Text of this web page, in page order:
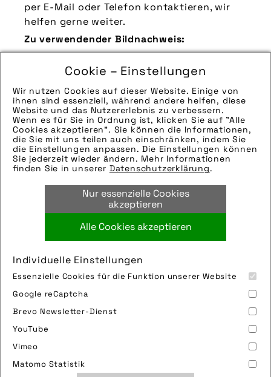
Cookie – Einstellungen
Wir nutzen Cookies auf dieser Website. Einige von
ihnen sind essenziell, während andere helfen, diese
Website und das Nutzererlebnis zu verbessern.
Wenn es für Sie in Ordnung ist, klicken Sie auf "Alle
Cookies akzeptieren". Sie können die Informationen,
die Sie mit uns teilen auch einschränken, indem Sie
die Einstellungen anpassen. Die Einstellungen können
Sie jederzeit wieder ändern. Mehr Informationen
finden Sie in unserer Datenschutzerklärung.
Nur essenzielle Cookies
akzeptieren
Alle Cookies akzeptieren
Individuelle Einstellungen
Essenzielle Cookies für die Funktion unserer Website
Google reCaptcha
Brevo Newsletter-Dienst
YouTube
Vimeo
Matomo Statistik
per E-Mail oder Telefon kontaktieren, wir
helfen gerne weiter.
Zu verwendender Bildnachweis:
Quelle/Source [´www.stevensbikes.de | pd-f
Technik-Info:
Hinweise zur weiteren Recherche:
Modellname: E-Maverick
Hersteller: Stevens
Tags:
e-bike, light-e-bike,mountainbike,pedelec
stevens,stevens bikes,stevens vertriebs
Bild downloaden
Nutzungsbedingungen
Datenschutz